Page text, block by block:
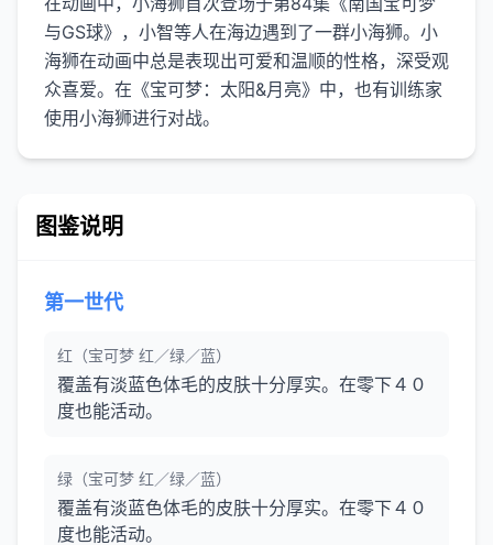
与GS球》，小智等人在海边遇到了一群小海狮。小
海狮在动画中总是表现出可爱和温顺的性格，深受观
众喜爱。在《宝可梦：太阳&月亮》中，也有训练家
图鉴说明
第一世代
红（宝可梦 红／绿／蓝）
覆盖有淡蓝色体毛的皮肤十分厚实。在零下４０
度也能活动。
绿（宝可梦 红／绿／蓝）
覆盖有淡蓝色体毛的皮肤十分厚实。在零下４０
度也能活动。